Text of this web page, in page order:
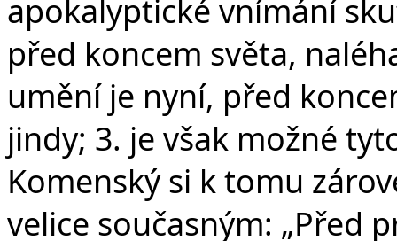
apokalyptické vnímání
před koncem světa,
umění je nyní, před
jindy; 3. je však možné
Komenský si k tomu
velice současným: „Před